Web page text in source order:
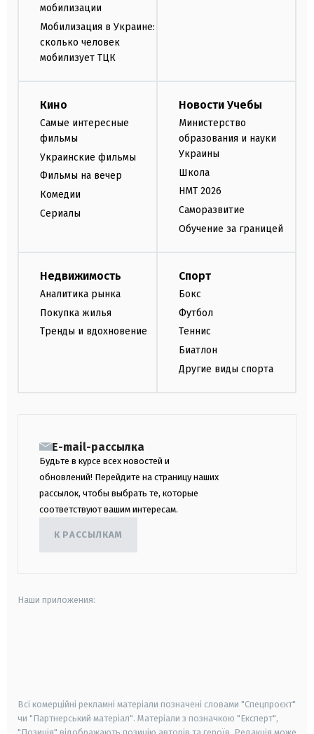
мобилизации
Мобилизация в Украине:
сколько человек
мобилизует ТЦК
Кино
Самые интересные
фильмы
Украинские фильмы
Фильмы на вечер
Комедии
Сериалы
Новости Учебы
Министерство
образования и науки
Украины
Школа
НМТ 2026
Саморазвитие
Обучение за границей
Недвижимость
Аналитика рынка
Покупка жилья
Тренды и вдохновение
Спорт
Бокс
Футбол
Теннис
Биатлон
Другие виды спорта
E-mail-рассылка
Будьте в курсе всех новостей и
обновлений! Перейдите на страницу наших
рассылок, чтобы выбрать те, которые
соответствуют вашим интересам.
К РАССЫЛКАМ
Наши приложения:
Всі комерційні рекламні матеріали позначені словами "Спецпроєкт"
чи "Партнерський матеріал". Матеріали з позначкою "Експерт",